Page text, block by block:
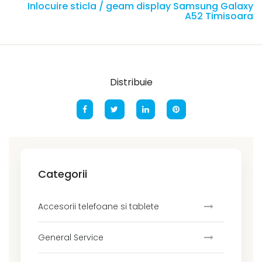
Inlocuire sticla / geam display Samsung Galaxy
A52 Timisoara
Distribuie
Categorii
Accesorii telefoane si tablete
General Service